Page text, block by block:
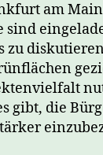
am
sind
zu
gibt, die